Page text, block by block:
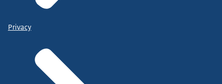
Privacy